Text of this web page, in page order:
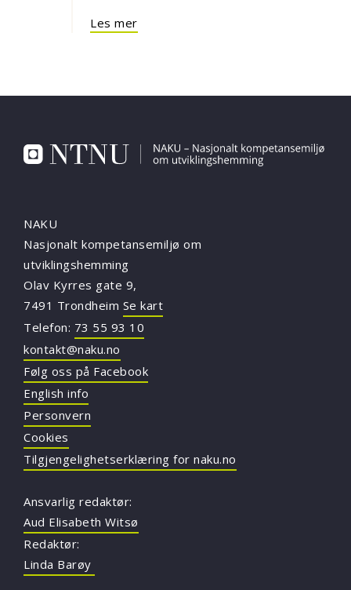
Les mer
NAKU
Nasjonalt kompetansemiljø om
utviklingshemming
Olav Kyrres gate 9,
7491 Trondheim Se kart
Telefon: 73 55 93 10
kontakt@naku.no
Følg oss på Facebook
English info
Personvern
Cookies
Tilgjengelighetserklæring for naku.no
Ansvarlig redaktør:
Aud Elisabeth Witsø
Redaktør:
Linda Barøy